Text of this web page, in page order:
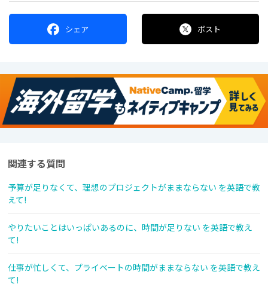
シェア ポスト
関連する質問
予算が足りなくて、理想のプロジェクトがままならない を英語で教
えて!
やりたいことはいっぱいあるのに、時間が足りない を英語で教え
て!
仕事が忙しくて、プライベートの時間がままならない を英語で教え
て!